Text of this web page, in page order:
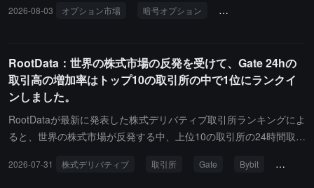
2026-08-03 オプション市場 暗号オプション Deribit
RootData：世界の株式市場の反発を受けて、Gate 24hの
取引高の増加率はトップ10の取引所の中で1位にランクイ
ンしました。
RootDataが最新に発表した株式デリバティブ取引所ランキングによ
ると、世界の株式市場が反発する中、上位10の取引所の24時間取引
引額は61.50%増加し、22.48億ドルに達し、上位10の取引所の中で
2026-07-31 株式デリバティブ 取引所 Gate Bybit 成交高